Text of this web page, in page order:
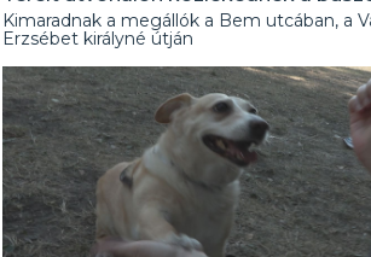
Kimaradnak a megállók a Bem utcában, a
Erzsébet királyné útján